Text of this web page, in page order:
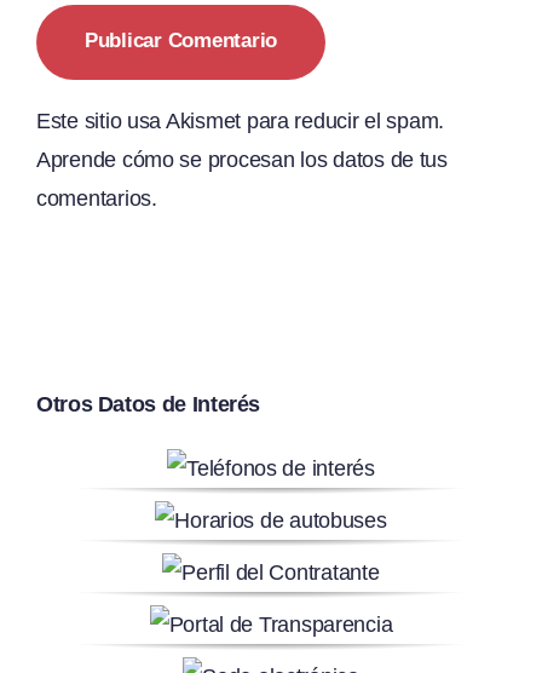
Este sitio usa Akismet para reducir el spam.
Aprende cómo se procesan los datos de tus
comentarios.
Otros Datos de Interés